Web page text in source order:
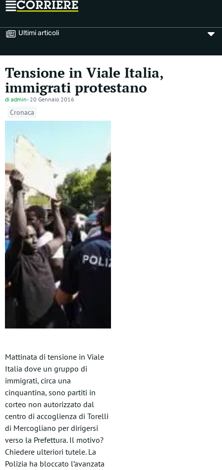
Ultimi articoli
Tensione in Viale Italia,
immigrati protestano
di admin- 20 Gennaio 2016
Cronaca
Mattinata di tensione in Viale
Italia dove un gruppo di
immigrati, circa una
cinquantina, sono partiti in
corteo non autorizzato dal
centro di accoglienza di Torelli
di Mercogliano per dirigersi
verso la Prefettura. Il motivo?
Chiedere ulteriori tutele. La
Polizia ha bloccato l’avanzata